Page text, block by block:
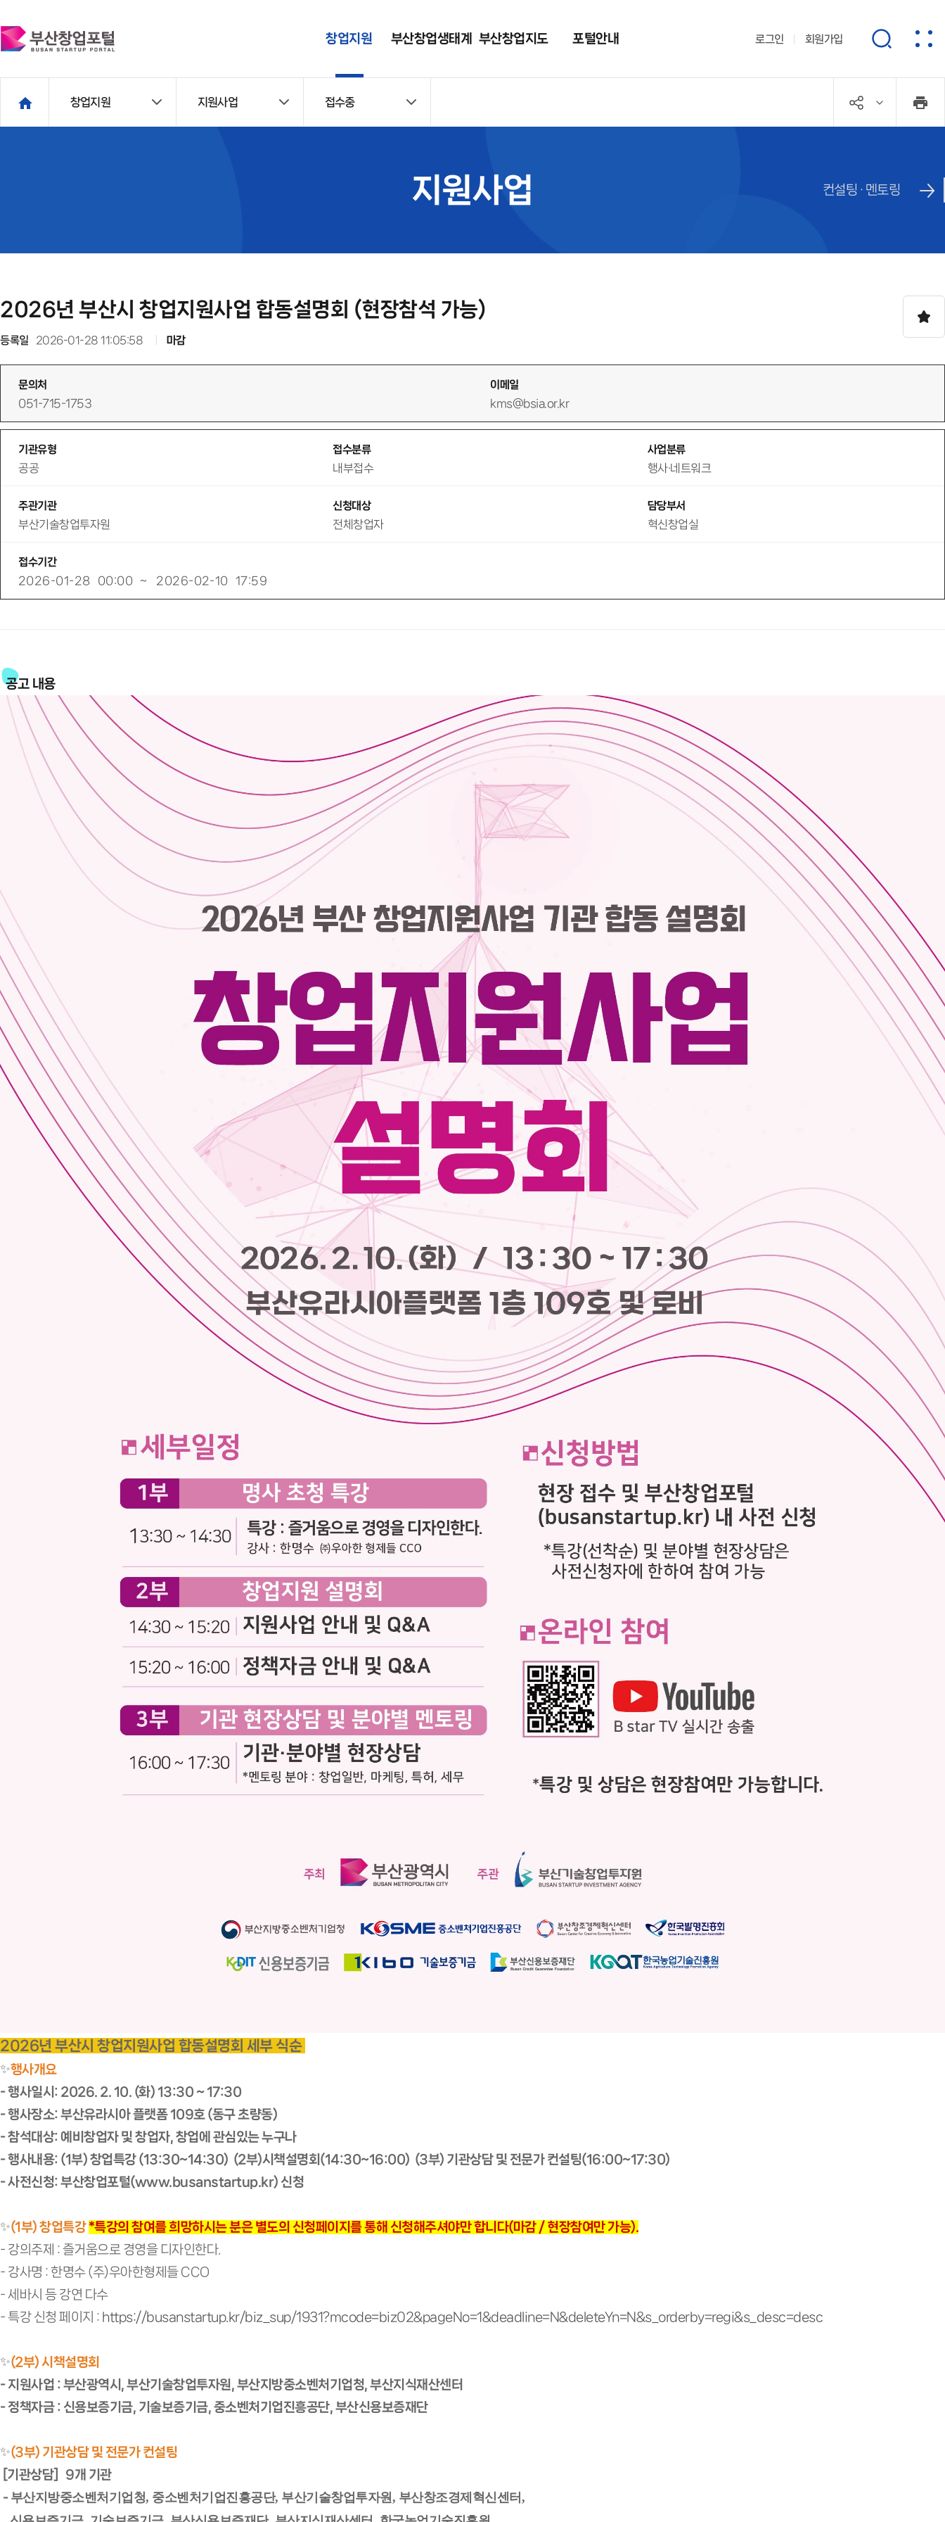
로그인 회원가입
창업지원
지원사업
부산창업생태계
현황
부산창업지도 포털안내
창업지원 지원사업 접수중
지원사업 컨설팅 · 멘토링
2026년 부산시 창업지원사업 합동설명회 (현장참석 가능)
등록일 2026-01-28 11:05:58 마감
문의처
051-715-1753
이메일
kms@bsia.or.kr
기관유형
공공
접수분류
내부접수
사업분류
행사·네트워크
주관기관
부산기술창업투자원
신청대상
전체창업자
담당부서
혁신창업실
접수기간
2026-01-28
00:00 ~ 2026-02-10 17:59
공고 내용
2026년 부산시 창업지원사업 합동설명회 세부 식순
✨행사개요
- 행사일시: 2026. 2. 10. (화) 13:30 ~ 17:30
- 행사장소: 부산유라시아 플랫폼 109호 (동구 초량동)
- 참석대상: 예비창업자 및 창업자, 창업에 관심있는 누구나
- 행사내용: (1부) 창업특강 (13:30~14:30) (2부)시책설명회(14:30~16:00) (3부) 기관상담 및 전문가 컨설팅(16:00~17:30)
- 사전신청: 부산창업포털(www.busanstartup.kr) 신청
✨(1부) 창업특강*특강의 참여를 희망하시는 분은 별도의 신청페이지를 통해 신청해주셔야만 합니다(마감 / 현장참여만 가능).
- 강의주제 : 즐거움으로 경영을 디자인한다.
- 강사명 : 한명수 (주)우아한형제들 CCO
- 세바시 등 강연 다수
- 특강 신청 페이지 : https://busanstartup.kr/biz_sup/1931?mcode=biz02&pageNo=1&deadline=N&deleteYn=N&s_orderby=regi&s_desc=desc
✨(2부) 시책설명회
- 지원사업 : 부산광역시, 부산기술창업투자원, 부산지방중소벤처기업청, 부산지식재산센터
- 정책자금 : 신용보증기금, 기술보증기금, 중소벤처기업진흥공단, 부산신용보증재단
✨(3부) 기관상담 및 전문가 컨설팅
[기관상담] 9개 기관
- 부산지방중소벤처기업청, 중소벤처기업진흥공단, 부산기술창업투자원, 부산창조경제혁신센터,